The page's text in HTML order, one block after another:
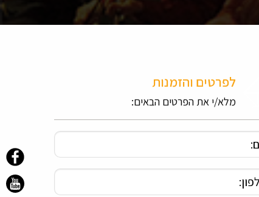
לפרטים והזמנות
מלא/י את הפרטים הבאים: